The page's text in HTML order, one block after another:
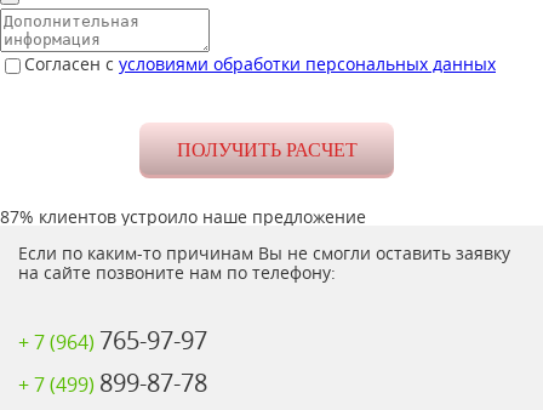
Согласен с условиями обработки персональных данных
87% клиентов устроило наше предложение
Если по каким-то причинам Вы не смогли оставить заявку
на сайте позвоните нам по телефону:
+ 7 (964) 765-97-97
+ 7 (499) 899-87-78